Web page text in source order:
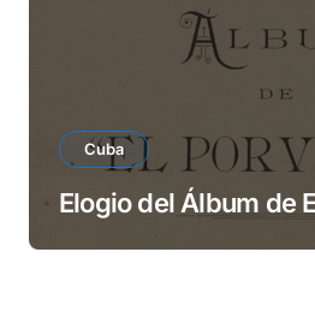
Cuba
Elogio del Álbum de